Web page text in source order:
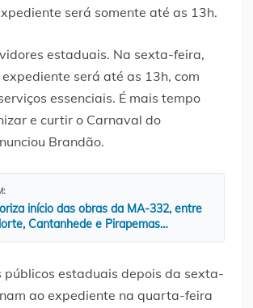
será somente até as 13h.
estaduais. Na sexta-feira,
será até as 13h, com
essenciais. É mais tempo
e curtir o Carnaval do
Brandão.
início das obras da MA-332, entre
Cantanhede e Pirapemas…
públicos estaduais depois da sexta-
ao expediente na quarta-feira